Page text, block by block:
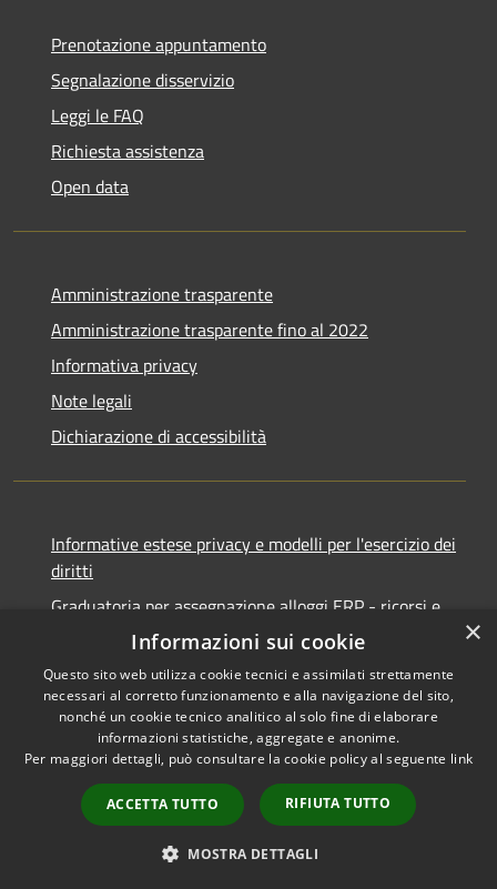
Prenotazione appuntamento
Segnalazione disservizio
Leggi le FAQ
Richiesta assistenza
Open data
Amministrazione trasparente
Amministrazione trasparente fino al 2022
Informativa privacy
Note legali
Dichiarazione di accessibilità
Informative estese privacy e modelli per l'esercizio dei
diritti
Graduatoria per assegnazione alloggi ERP - ricorsi e
Accessibilità
Copyright © 2026 • Comune di
Ancona • Powered by
Municipium•
Accesso
redazione
×
Informazioni sui cookie
Questo sito web utilizza cookie tecnici e assimilati strettamente
necessari al corretto funzionamento e alla navigazione del sito,
nonché un cookie tecnico analitico al solo fine di elaborare
informazioni statistiche, aggregate e anonime.
Per maggiori dettagli, può consultare la cookie policy al seguente link
ACCETTA TUTTO RIFIUTA TUTTO
MOSTRA DETTAGLI